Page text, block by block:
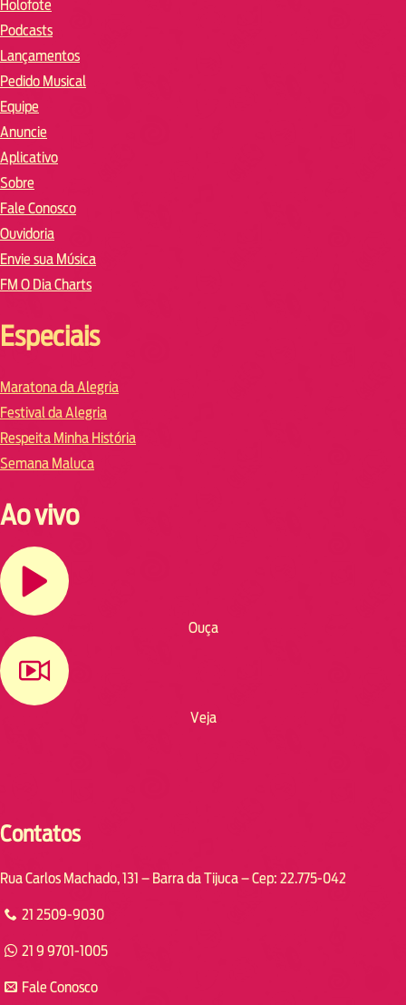
Holofote
Podcasts
Lançamentos
Pedido Musical
Equipe
Anuncie
Aplicativo
Sobre
Fale Conosco
Ouvidoria
Envie sua Música
FM O Dia Charts
Especiais
Maratona da Alegria
Festival da Alegria
Respeita Minha História
Semana Maluca
Ao vivo
Ouça
Veja
Contatos
Rua Carlos Machado, 131 – Barra da Tijuca – Cep: 22.775-042
21 2509-9030
21 9 9701-1005
Fale Conosco